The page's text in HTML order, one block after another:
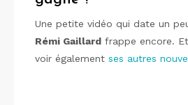
Une petite vidéo qui date un
Rémi Gaillard frappe encore.
voir également ses autres